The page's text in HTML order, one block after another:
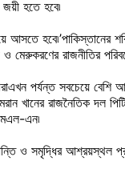
হতে হবে৷
হবে৷’পাকিস্তানের
মেরুকরণের রাজনীতির
পর্যন্ত সবচেয়ে বেশি
খানের রাজনৈতিক দল
এন৷
ও সমৃদ্ধির আশ্রয়স্থল